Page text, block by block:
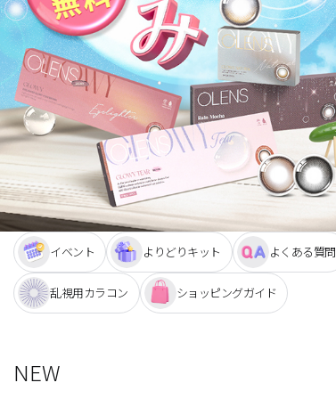
チョコ
ブラック
グリーン
ピンク
乱視用
イベント よりどりキット よくある質問
乱視用カラコン ショッピングガイド
NEW